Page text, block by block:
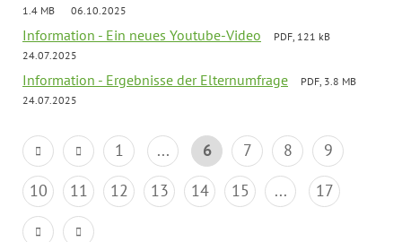
1.4 MB
06.10.2025
Information - Ein neues Youtube-Video
PDF, 121 kB
24.07.2025
Information - Ergebnisse der Elternumfrage
PDF, 3.8 MB
24.07.2025
1 ... 6 7 8
9
10
11 12 13 14 15 ... 17